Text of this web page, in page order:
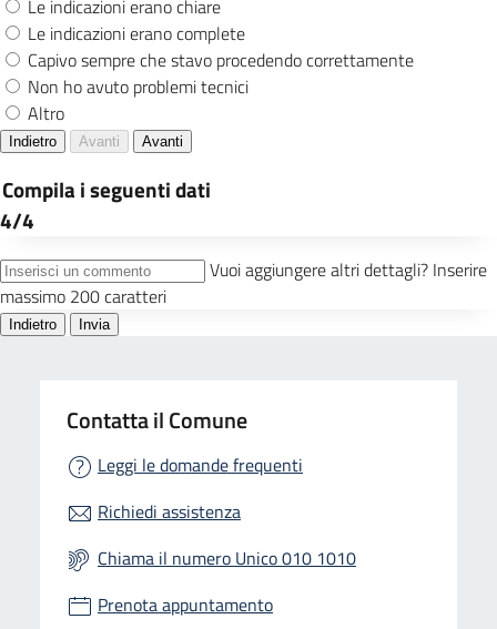
Contatta il Comune
Leggi le domande frequenti
Richiedi assistenza
Chiama il numero Unico 010 1010
Prenota appuntamento